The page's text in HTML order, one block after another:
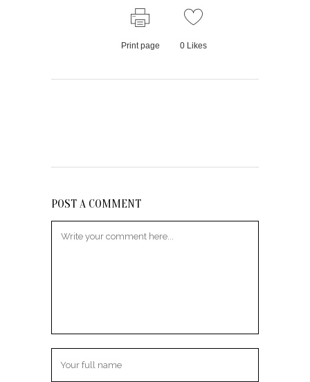
Print page 0Likes
POST A COMMENT